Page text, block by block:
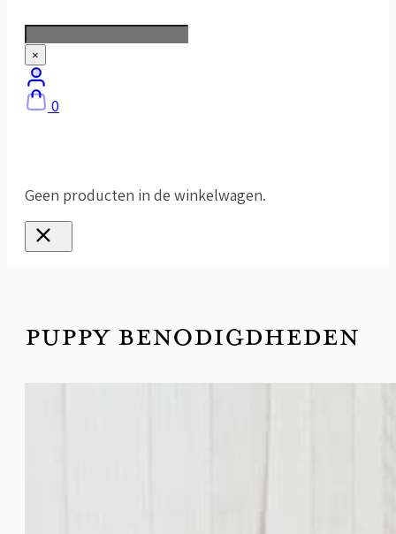
Zoeken
×
0
Geen producten in de winkelwagen.
PUPPY BENODIGDHEDEN